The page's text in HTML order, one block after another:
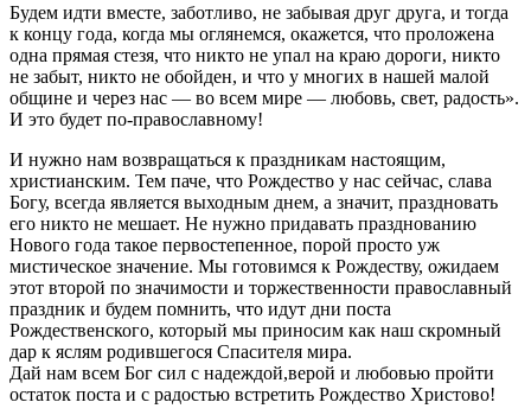
Будем идти вместе, заботливо, не забывая друг друга, и тогда
к концу года, когда мы оглянемся, окажется, что проложена
одна прямая стезя, что никто не упал на краю дороги, никто
не забыт, никто не обойден, и что у многих в нашей малой
общине и через нас — во всем мире — любовь, свет, радость».
И это будет по-православному!
И нужно нам возвращаться к праздникам настоящим,
христианским. Тем паче, что Рождество у нас сейчас, слава
Богу, всегда является выходным днем, а значит, праздновать
его никто не мешает. Не нужно придавать празднованию
Нового года такое первостепенное, порой просто уж
мистическое значение. Мы готовимся к Рождеству, ожидаем
этот второй по значимости и торжественности православный
праздник и будем помнить, что идут дни поста
Рождественского, который мы приносим как наш скромный
дар к яслям родившегося Спасителя мира.
Дай нам всем Бог сил с надеждой,верой и любовью пройти
остаток поста и с радостью встретить Рождество Христово!